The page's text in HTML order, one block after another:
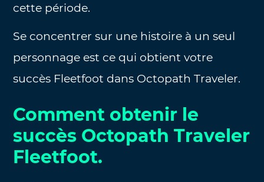
cette période.
Se concentrer sur une histoire à un seul
personnage est ce qui obtient votre
succès Fleetfoot dans Octopath Traveler.
Comment obtenir le
succès Octopath Traveler
Fleetfoot.